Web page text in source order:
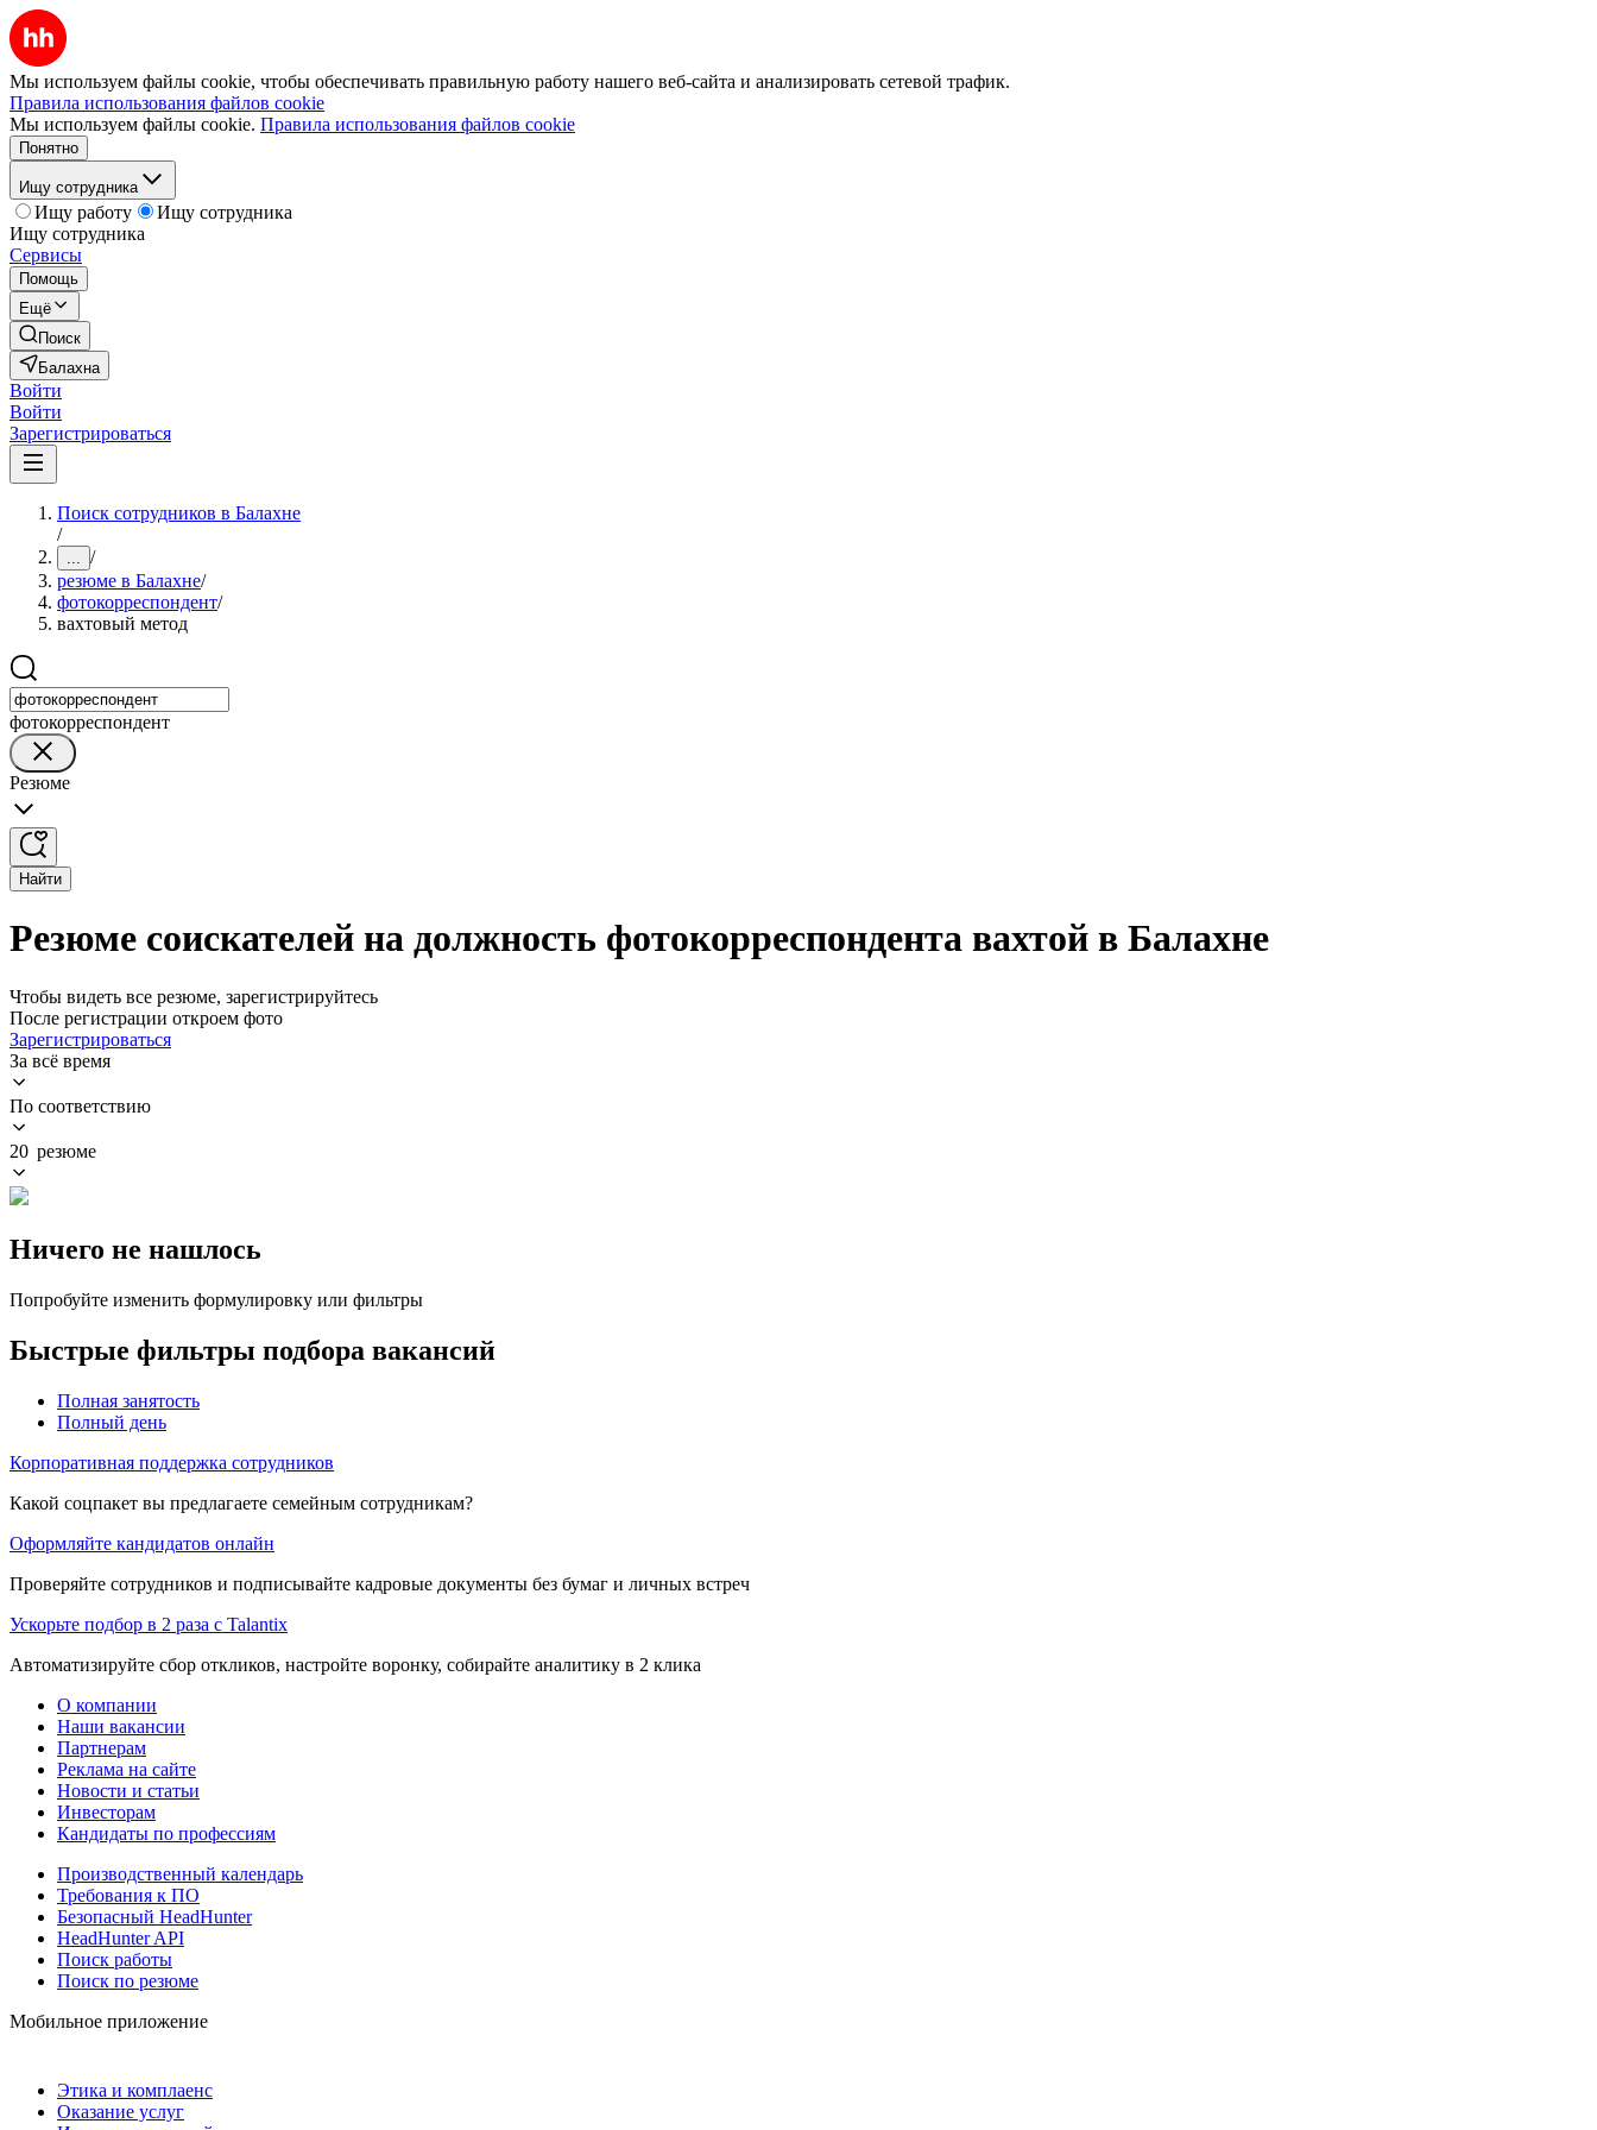
Мы используем файлы cookie, чтобы обеспечивать правильную работу нашего веб-сайта и анализировать сетевой трафик.
Правила использования файлов cookie
Мы используем файлы cookie. Правила использования файлов cookie
Понятно
Ищу сотрудника
Ищу работу
Ищу сотрудника
Ищу сотрудника
Сервисы
Помощь
Ещё
Поиск
Балахна
Войти
Войти
Зарегистрироваться
Поиск сотрудников в Балахне
/
... /
резюме в Балахне/
фотокорреспондент/
вахтовый метод
фотокорреспондент
Резюме
Найти
Резюме соискателей на должность фотокорреспондента вахтой в Балахне
Чтобы видеть все резюме, зарегистрируйтесь
После регистрации откроем фото
Зарегистрироваться
За всё время
По соответствию
20 резюме
Ничего не нашлось
Попробуйте изменить формулировку или фильтры
Быстрые фильтры подбора вакансий
Полная занятость
Полный день
Корпоративная поддержка сотрудников
Какой соцпакет вы предлагаете семейным сотрудникам?
Оформляйте кандидатов онлайн
Проверяйте сотрудников и подписывайте кадровые документы без бумаг и личных встреч
Ускорьте подбор в 2 раза с Talantix
Автоматизируйте сбор откликов, настройте воронку, собирайте аналитику в 2 клика
О компании
Наши вакансии
Партнерам
Реклама на сайте
Новости и статьи
Инвесторам
Кандидаты по профессиям
Производственный календарь
Требования к ПО
Безопасный HeadHunter
HeadHunter API
Поиск работы
Поиск по резюме
Мобильное приложение
Этика и комплаенс
Оказание услуг